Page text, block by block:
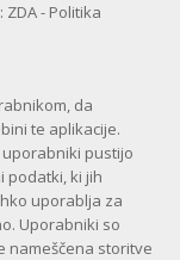
- Politika
da
te aplikacije.
pustijo
podatki, ki jih
uporablja za
Uporabniki so
nameščena storitve